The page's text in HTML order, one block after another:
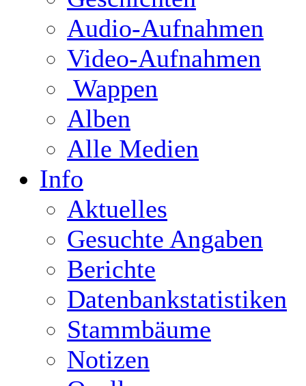
Audio-Aufnahmen
Video-Aufnahmen
Wappen
Alben
Alle Medien
Info
Aktuelles
Gesuchte Angaben
Berichte
Datenbankstatistiken
Stammbäume
Notizen